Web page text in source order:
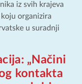
iz svih krajeva
organizira
u suradnji
„Načini
kontakta